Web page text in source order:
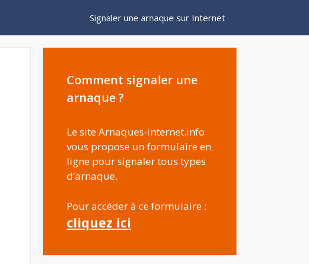
Signaler une arnaque sur Internet
Comment signaler une
arnaque ?
Le site Arnaques-internet.info
vous propose un formulaire en
ligne pour signaler tous types
d’arnaque.
Pour accéder à ce formulaire :
cliquez ici